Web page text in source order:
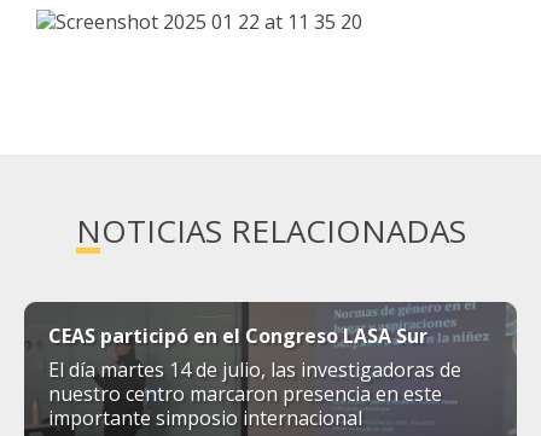
NOTICIAS RELACIONADAS
CEAS participó en el Congreso LASA Sur
El día martes 14 de julio, las investigadoras de
nuestro centro marcaron presencia en este
importante simposio internacional